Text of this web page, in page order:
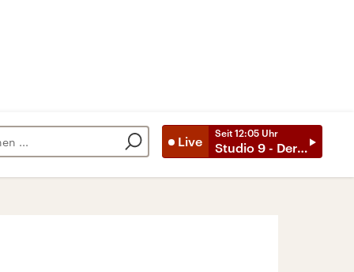
Live
Seit 12:05 Uhr
Studio 9 - Der Tag mit